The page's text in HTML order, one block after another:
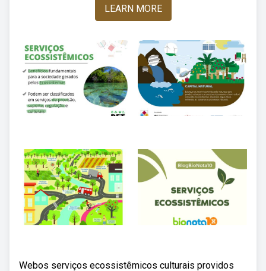
LEARN MORE
Webos serviços ecossistêmicos culturais providos